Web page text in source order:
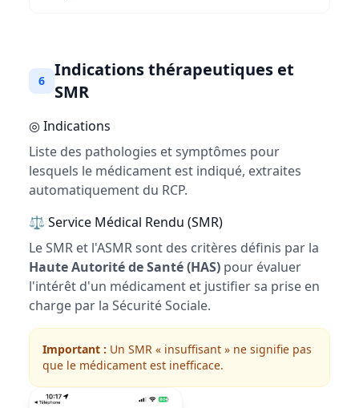
6
Indications thérapeutiques et
SMR
◎ Indications
Liste des pathologies et symptômes pour
lesquels le médicament est indiqué, extraites
automatiquement du RCP.
⚖ Service Médical Rendu (SMR)
Le SMR et l'ASMR sont des critères définis par la
Haute Autorité de Santé (HAS) pour évaluer
l'intérêt d'un médicament et justifier sa prise en
charge par la Sécurité Sociale.
Important : Un SMR « insuffisant » ne signifie pas
que le médicament est inefficace.